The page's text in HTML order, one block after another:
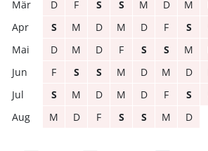
D
F S S M D M
S
M D M D F S
D
M D F S S M
F
S S M D M D
S
M D M D F S
M
D F S S M D